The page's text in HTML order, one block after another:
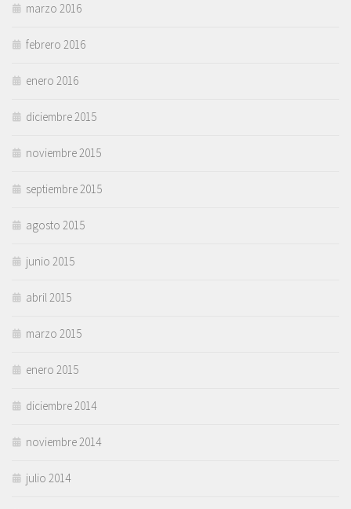
marzo 2016
febrero 2016
enero 2016
diciembre 2015
noviembre 2015
septiembre 2015
agosto 2015
junio 2015
abril 2015
marzo 2015
enero 2015
diciembre 2014
noviembre 2014
julio 2014